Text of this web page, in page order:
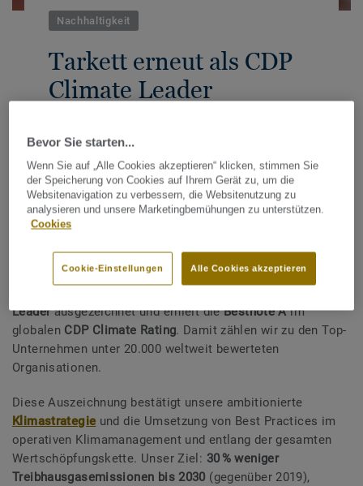
Nachhaltigkeit
Tarkett erneut als CDP
Climate Leader
Bestnote A für
Klimaschutz
08. JANUAR 2026
TEILEN
Leaderausgezeichnet und erhielt dieBestnote Aim
globalen CDP Climate Rating. Damit zählen wir zu den Top-
Unternehmen unter 20.000 weltweit bewerteten
Organisationen.
Diese Auszeichnung bestätigt unsere ambitionierte
Klimastrategieund die Umsetzung von Best Practices im
operativen Klimamanagement und entlang der gesamten
Wertschöpfungskette. Unser Ziel: 30 % weniger
Treibhausgasemissionen bis 2030 (gegenüber 2019),
Bevor Sie starten...
Wenn Sie auf „Alle Cookies akzeptieren“ klicken, stimmen Sie
der Speicherung von Cookies auf Ihrem Gerät zu, um die
Websitenavigation zu verbessern, die Websitenutzung zu
analysieren und unsere Marketingbemühungen zu unterstützen.
Cookies
Alle Cookies akzeptieren
Cookie-Einstellungen